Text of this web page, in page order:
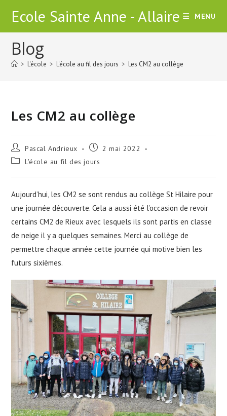
content
Ecole Sainte Anne - Allaire MENU
Blog
> L'école > L'école au fil des jours > Les CM2 au collège
Les CM2 au collège
Auteur/autrice
de
la
Pascal Andrieux
Publication
2 mai 2022
Post L'école au fil des jours
Aujourd’hui, les CM2 se sont rendus au collège St Hilaire pour
une journée découverte. Cela a aussi été l’occasion de revoir
certains CM2 de Rieux avec lesquels ils sont partis en classe
de neige il y a quelques semaines. Merci au collège de
permettre chaque année cette journée qui motive bien les
futurs sixièmes.